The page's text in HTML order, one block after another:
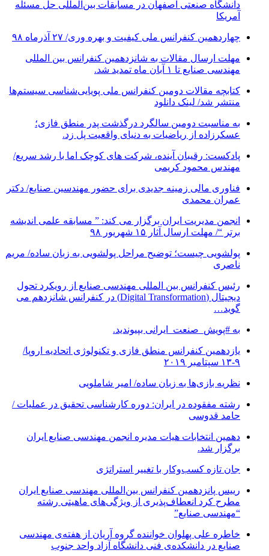
دانشگاه صنعتی اصفهان در مسابقات بین‌المللی حل مسئله
آمریکا
چهاردهمین کنفرانس ملی کیفیت و بهره وری/ ۲۷ آذرماه ۹۸
مهلت ارسال مقالات به شانزدهمین کنفرانس بین المللی
مهندسی صنایع تا ۱ آبان ماه تمدید شد.
کتابچه مقالات دومین کنفرانس ملی پویایی‌شناسی سیستم‌ها
منتشر شد/ لینک دانلود
به مناسبت دومین سالگرد درگذشت پدر منطق فازی؛
عسکرزاده از ریاضیات به دنیای واقعیت پل زد.
پادکست: رقیبان آینده، شرکت های کوچک اما با رشد سریع/
مهندس محمود کریمی
فناوری مالی زمینه جدیدی برای حضور مهندسین صنایع/ دکتر
عمران محمدی
انجمن مدیریت ایران برگزار می کند: ” مسابقه علمی اندیشه
برتر “/ مهلت ارسال آثار ۱۵ شهریور ۹۸
پولشویی چیست؛ توضیح مراحل پولشویی به زبان ساده/ مریم
ناصری
رئیس کنفرانس بین المللی مهندسی صنایع از رویکرد تحول
دیجیتال (Digital Transformation) در کنفرانس شانزدهم می
گوید…
به #پویش_صنعت_ایرانی بپیوندید.
یازدهمین کنفرانس منطق فازی و تکنولوژی اتحادیه اروپا/
۹-۱۳ سپتامبر ۲۰۱۹
نظریه بازی‌ها به زبان ساده/ امیر شاملویی
رشته مفقوده در ایران: دوره کارشناسی تحقیق در عملیات /
حامد قدوسی
دهمین انتخابات هیات مدیره انجمن مهندسی صنایع ایران
برگزار شد.
جان تازه کسب‌وکار با تغییر استراتژی
رییس پانزدهمین کنفرانس بین‌المللی مهندسی صنایع ایران
مطرح کرد انعطاف‌پذیری از ویژگی‌های ماهیتی رشته
“مهندسی صنایع”
خاطره علی پهلوان خواننده گروه آریان از هفته‌ی مهندسی
صنایع در دانشکده‌ی فنی دانشگاه آزاد واحد جنوب